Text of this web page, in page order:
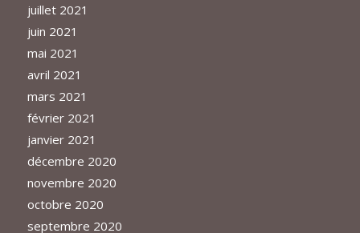
juillet 2021
juin 2021
mai 2021
avril 2021
mars 2021
février 2021
janvier 2021
décembre 2020
novembre 2020
octobre 2020
septembre 2020